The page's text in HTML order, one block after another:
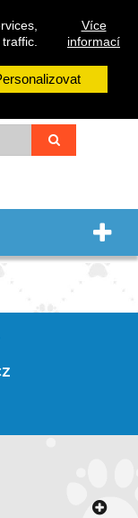
Více
informací